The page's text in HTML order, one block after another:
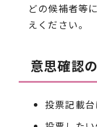
どの候補者等
えください。
意思確認
投票記載